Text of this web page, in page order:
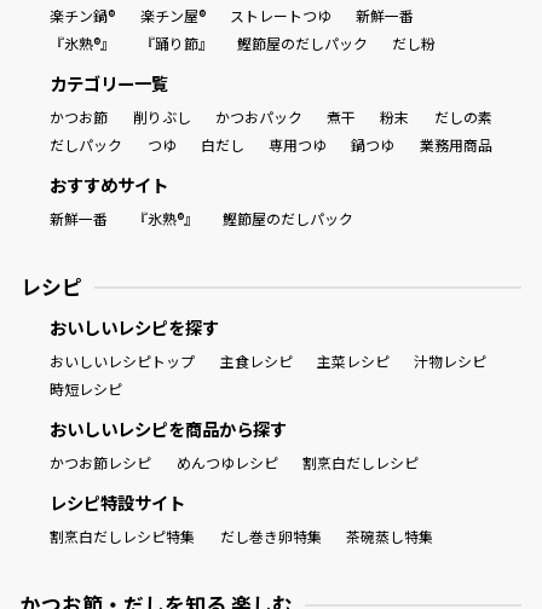
楽チン鍋®
楽チン屋® ストレートつゆ
新鮮一番
『氷熟®』
『踊り節』 鰹節屋のだしパック だし粉
カテゴリー一覧
かつお節 削りぶし かつおパック 煮干 粉末
だしの素
だしパック
つゆ 白だし 専用つゆ 鍋つゆ 業務用商品
おすすめサイト
新鮮一番 『氷熟®』 鰹節屋のだしパック
レシピ
おいしいレシピを探す
おいしいレシピトップ 主食レシピ 主菜レシピ
汁物レシピ
時短レシピ
おいしいレシピを商品から探す
かつお節レシピ めんつゆレシピ 割烹白だしレシピ
レシピ特設サイト
割烹白だしレシピ特集 だし巻き卵特集 茶碗蒸し特集